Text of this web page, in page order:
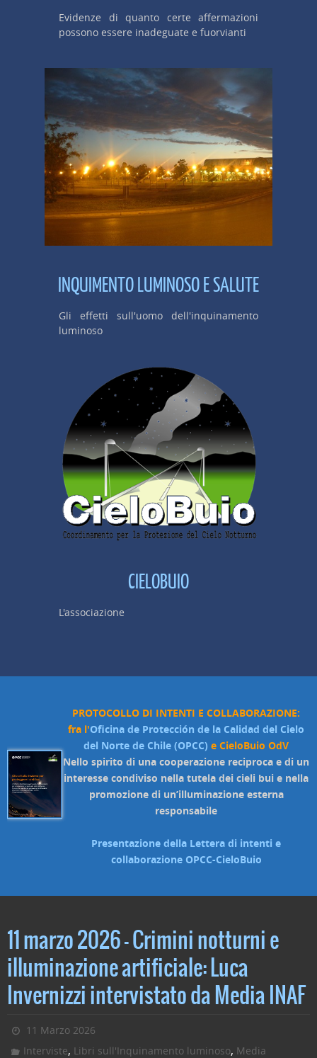
Evidenze di quanto certe affermazioni
possono essere inadeguate e fuorvianti
INQUIMENTO LUMINOSO E SALUTE
Gli effetti sull'uomo dell'inquinamento
luminoso
CIELOBUIO
L'associazione
PROTOCOLLO DI INTENTI E COLLABORAZIONE:
fra l'Oficina de Protección de la Calidad del Cielo
del Norte de Chile (OPCC) e CieloBuio OdV
Nello spirito di una cooperazione reciproca e di un
interesse condiviso nella tutela dei cieli bui e nella
promozione di un’illuminazione esterna
responsabile
Presentazione della Lettera di intenti e
collaborazione OPCC-CieloBuio
11 marzo 2026 – Crimini notturni e
illuminazione artificiale: Luca
Invernizzi intervistato da Media INAF
11 Marzo 2026
Interviste, Libri sull'Inquinamento luminoso, Media